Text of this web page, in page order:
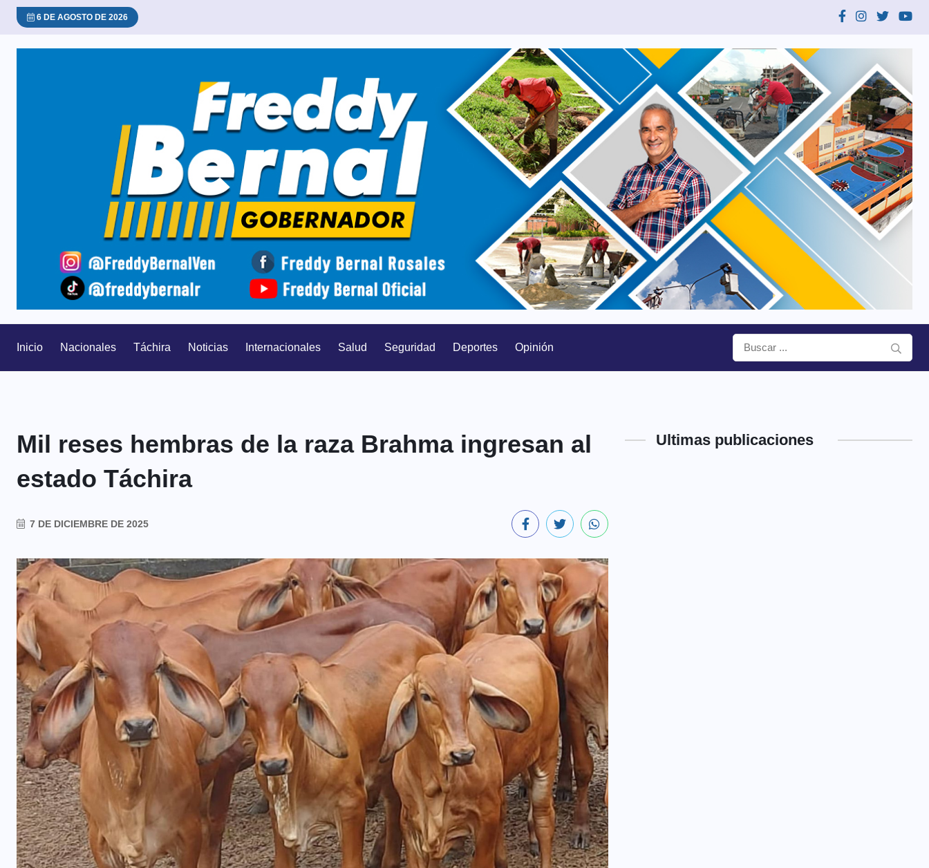
6 DE AGOSTO DE 2026
Inicio Nacionales Táchira Noticias Internacionales Salud Seguridad Deportes Opinión
Mil reses hembras de la raza Brahma ingresan al
estado Táchira
7 DE DICIEMBRE DE 2025
Ultimas publicaciones